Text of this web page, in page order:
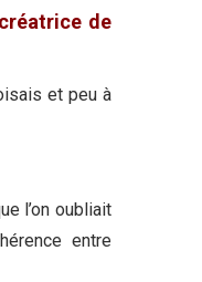
de
et peu à
l’on oubliait
entre